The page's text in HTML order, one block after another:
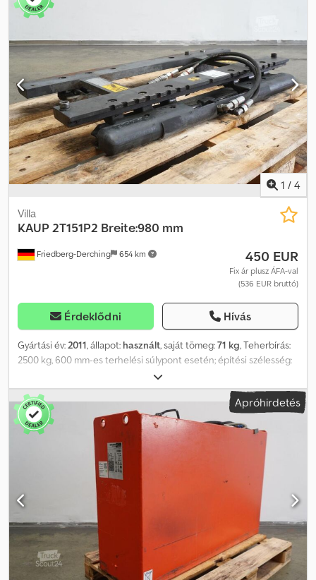
1 / 4
Friedberg-Derching 654 km
Villa
KAUP 2T151P2 Breite:980 mm
450 EUR
Fix ár plusz ÁFA-val
(536 EUR bruttó)
Érdeklődni Hívás
Gyártási év: 2011, állapot: használt, saját tömeg:71 kg, Teherbírás:
2500 kg, 600 mm-es terhelési súlypont esetén; építési szélesség:
980 mm; felfüggesztés: FEM2; előreugró méret: 72 mm; saját
súlypont: 35 mm; használt KAUP oldalsó eltoló egység 2T151P2,
szélesség: 980 mm, oldalsó eltolás: +/- 100 mm, gyorscsatlakozós
tömlőcsatlakozással; villáskar szélessége: 980, terhelés súlypontja:
600, saját súlypont: 35. Djdpfx Aoztgq Tjl Nskr
Apróhirdetés